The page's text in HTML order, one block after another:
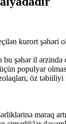
kurort şəhəri
şəhər il
populyar
öz
maraq